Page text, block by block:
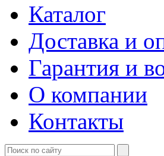
Каталог
Доставка и
Гарантия и
О компании
Контакты